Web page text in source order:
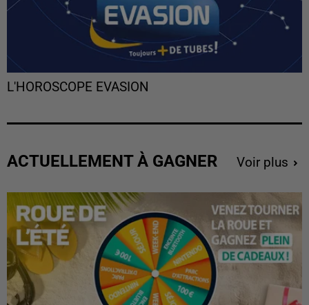
L'HOROSCOPE EVASION
ACTUELLEMENT À GAGNER Voir plus